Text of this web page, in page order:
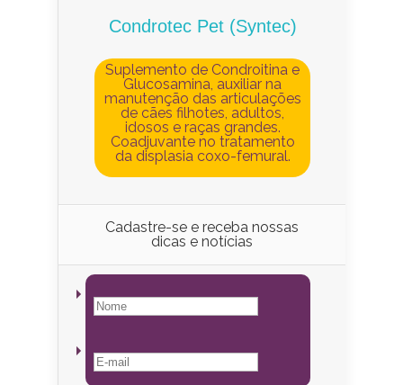
Condrotec Pet (Syntec)
Suplemento de Condroitina e
Glucosamina, auxiliar na
manutenção das articulações
de cães filhotes, adultos,
idosos e raças grandes.
Coadjuvante no tratamento
da displasia coxo-femural.
Cadastre-se e receba nossas
dicas e notícias